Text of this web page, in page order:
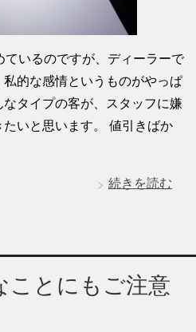
いるのですが、ディーラーで
的な感情というものがやっぱ
タイプの客が、スタッフに嫌
いと思います。 値引きばか
続きを読む
ことにもご注意